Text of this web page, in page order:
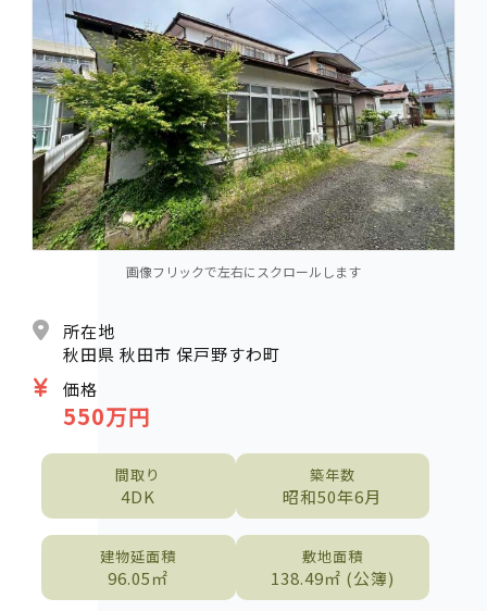
所在地
秋田県 秋田市 保戸野すわ町
価格
550万円
間取り
4DK
築年数
昭和50年6月
建物延面積
96.05㎡
敷地面積
138.49㎡ (公簿)
画像フリックで左右にスクロールします